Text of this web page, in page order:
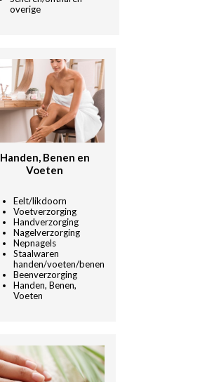
overige
Handen, Benen en
Voeten
Eelt/likdoorn
Voetverzorging
Handverzorging
Nagelverzorging
Nepnagels
Staalwaren
handen/voeten/benen
Beenverzorging
Handen, Benen,
Voeten